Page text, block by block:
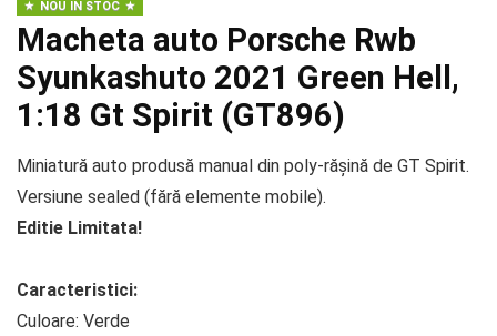
NOU IN STOC
Macheta auto Porsche Rwb
Syunkashuto 2021 Green Hell,
1:18 Gt Spirit (GT896)
Miniatură auto produsă manual din poly-rășină de GT Spirit.
Versiune sealed (fără elemente mobile).
Editie Limitata!
Caracteristici:
Culoare: Verde